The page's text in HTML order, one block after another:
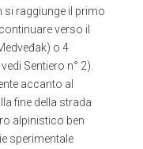
si raggiunge il primo
verso il
o 4
Sentiero n° 2).
accanto al
fine della strada
alpinistico ben
sperimentale